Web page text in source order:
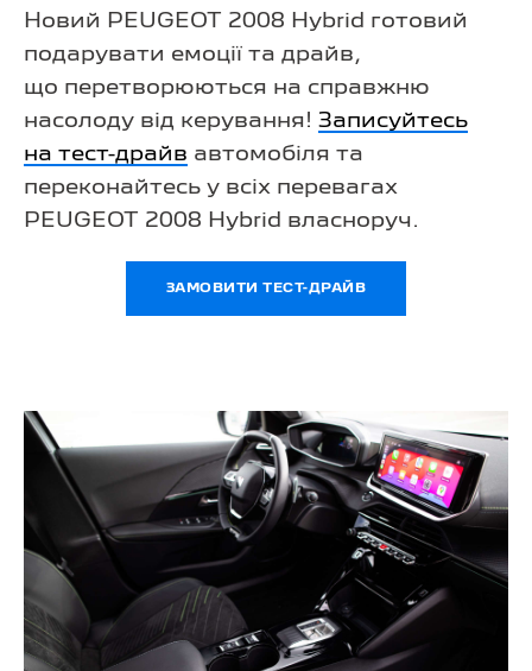
Новий PEUGEOT 2008 Hybrid готовий
подарувати емоції та драйв,
що перетворюються на справжню
насолоду від керування! Записуйтесь
на тест-драйв автомобіля та
переконайтесь у всіх перевагах
PEUGEOT 2008 Hybrid власноруч.
ЗАМОВИТИ ТЕСТ-ДРАЙВ